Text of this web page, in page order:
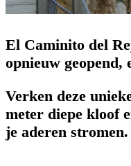
El Caminito del
opnieuw geopend,
Verken deze
meter diepe kloof
je aderen stromen.